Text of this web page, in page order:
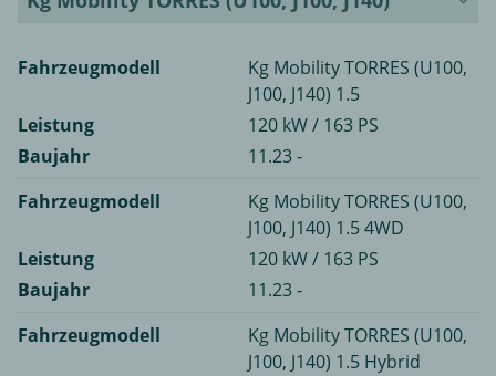
Fahrzeugmodell
Kg Mobility TORRES (U100,
J100, J140) 1.5
Leistung
120 kW / 163 PS
Baujahr
11.23 -
Fahrzeugmodell
Kg Mobility TORRES (U100,
J100, J140) 1.5 4WD
Leistung
120 kW / 163 PS
Baujahr
11.23 -
Fahrzeugmodell
Kg Mobility TORRES (U100,
J100, J140) 1.5 Hybrid